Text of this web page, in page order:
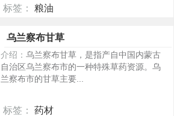
标签： 粮油
乌兰察布甘草
介绍： 乌兰察布甘草，是指产自中国内蒙古
自治区乌兰察布市的一种特殊草药资源。乌
兰察布市的甘草主要...
标签： 药材